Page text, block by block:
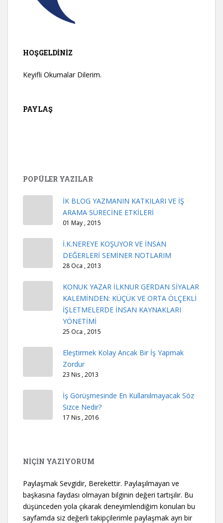
HOŞGELDINIZ
Keyifli Okumalar Dilerim.
PAYLAŞ
POPÜLER YAZILAR
İK BLOG YAZMANIN KATKILARI VE İŞ
ARAMA SÜRECİNE ETKİLERİ
01 May , 2015
İ.K.NEREYE KOŞUYOR VE İNSAN
DEĞERLERİ SEMİNER NOTLARIM
28 Oca , 2013
KONUK YAZAR İLKNUR GERDAN SİYALAR
KALEMİNDEN: KÜÇÜK VE ORTA ÖLÇEKLİ
İŞLETMELERDE İNSAN KAYNAKLARI
YÖNETİMİ
25 Oca , 2015
Eleştirmek Kolay Ancak Bir İş Yapmak
Zordur
23 Nis , 2013
İş Görüşmesinde En Kullanılmayacak Söz
Sizce Nedir?
17 Nis , 2016
NİÇİN YAZIYORUM
Paylaşmak Sevgidir, Berekettir. Paylaşılmayan ve
başkasına faydası olmayan bilginin değeri tartışılır. Bu
düşünceden yola çıkarak deneyimlendiğim konuları bu
sayfamda siz değerli takipçilerimle paylaşmak ayrı bir